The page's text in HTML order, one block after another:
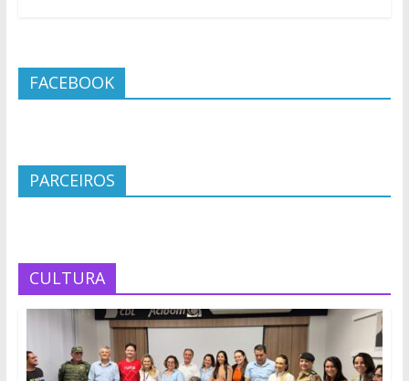
FACEBOOK
PARCEIROS
CULTURA